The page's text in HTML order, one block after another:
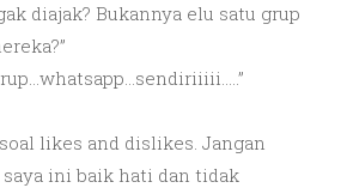
diajak? Bukannya elu satu grup
likes and dislikes. Jangan
ini baik hati dan tidak